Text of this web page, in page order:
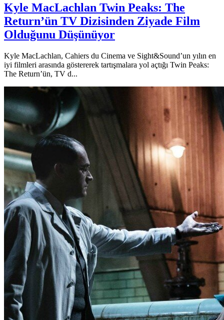
Kyle MacLachlan Twin Peaks: The
Return’ün TV Dizisinden Ziyade Film
Olduğunu Düşünüyor
Kyle MacLachlan, Cahiers du Cinema ve Sight&Sound’un yılın en
iyi filmleri arasında göstererek tartışmalara yol açtığı Twin Peaks:
The Return’ün, TV d...